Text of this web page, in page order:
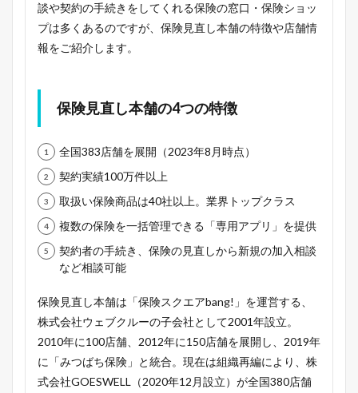
談や契約の手続きをしてくれる保険の窓口・保険ショッ
プは多くあるのですが、保険見直し本舗の特徴や店舗情
報をご紹介します。
保険見直し本舗の4つの特徴
全国383店舗を展開（2023年8月時点）
契約実績100万件以上
取扱い保険商品は40社以上。業界トップクラス
複数の保険を一括管理できる「専用アプリ」を提供
契約者の手続き、保険の見直しから新規の加入相談
など相談可能
保険見直し本舗は「保険スクエアbang!」を運営する、
株式会社ウェブクルーの子会社として2001年設立。
2010年に100店舗、2012年に150店舗を展開し、2019年
に「みつばち保険」と統合。現在は組織再編により、株
式会社GOESWELL（2020年12月設立）が全国380店舗